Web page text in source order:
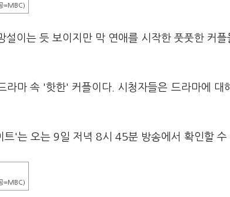
=MBC)
이는 듯 보이지만 막 연애를 시작한 풋풋한 커플
라마 속 '핫한' 커플이다. 시청자들은 드라마에 대
트'는 오는 9일 저녁 8시 45분 방송에서 확인할
=MBC)